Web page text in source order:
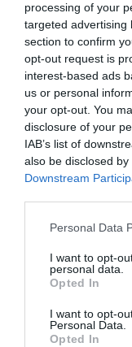
processing of your
targeted advertising
section to confirm
opt-out request is
interest-based ads
us or personal
your opt-out. You
disclosure of your
IAB’s list of
also be disclosed
Downstream
Personal Data
I want to opt-
personal data.
Opted In
I want to opt-
Personal Data.
Opted In